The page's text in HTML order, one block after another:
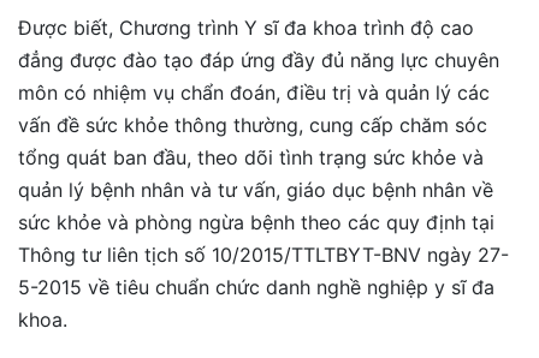
Được biết, Chương trình Y sĩ đa khoa trình độ cao
đẳng được đào tạo đáp ứng đầy đủ năng lực chuyên
môn có nhiệm vụ chẩn đoán, điều trị và quản lý các
vấn đề sức khỏe thông thường, cung cấp chăm sóc
tổng quát ban đầu, theo dõi tình trạng sức khỏe và
quản lý bệnh nhân và tư vấn, giáo dục bệnh nhân về
sức khỏe và phòng ngừa bệnh theo các quy định tại
Thông tư liên tịch số 10/2015/TTLTBYT-BNV ngày 27-
5-2015 về tiêu chuẩn chức danh nghề nghiệp y sĩ đa
khoa.